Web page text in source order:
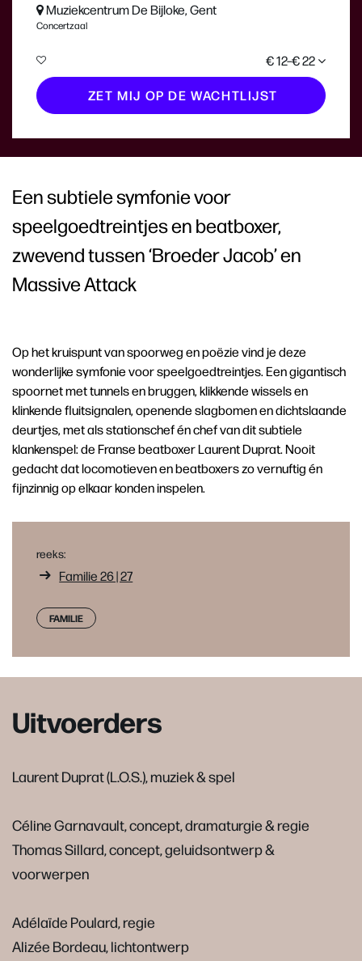
Muziekcentrum De Bijloke, Gent
Concertzaal
€ 12–€ 22
ZET MIJ OP DE WACHTLIJST
Een subtiele symfonie voor
speelgoedtreintjes en beatboxer,
zwevend tussen ‘Broeder Jacob’ en
Massive Attack
Op het kruispunt van spoorweg en poëzie vind je deze
wonderlijke symfonie voor speelgoedtreintjes. Een gigantisch
spoornet met tunnels en bruggen, klikkende wissels en
klinkende fluitsignalen, openende slagbomen en dichtslaande
deurtjes, met als stationschef én chef van dit subtiele
klankenspel: de Franse beatboxer Laurent Duprat. Nooit
gedacht dat locomotieven en beatboxers zo vernuftig én
fijnzinnig op elkaar konden inspelen.
reeks:
Familie 26 | 27
FAMILIE
Uitvoerders
Laurent Duprat (L.O.S.), muziek & spel
Céline Garnavault, concept, dramaturgie & regie
Thomas Sillard, concept, geluidsontwerp &
voorwerpen
Adélaïde Poulard, regie
Alizée Bordeau, lichtontwerp